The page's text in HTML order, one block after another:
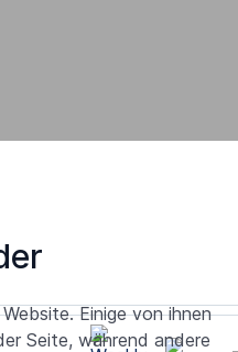
Einige von ihnen
Seite, während andere